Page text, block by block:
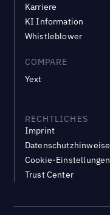
Karriere
KI Information
Whistleblower
COMPARE
Yext
RECHTLICHES
Imprint
Datenschutzhinweise
Cookie-Einstellungen
Trust Center